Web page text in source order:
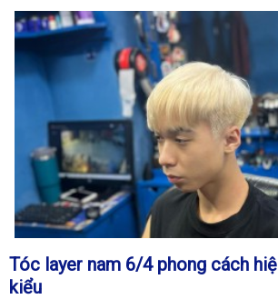
Tóc layer nam 6/4 phong cách
kiểu